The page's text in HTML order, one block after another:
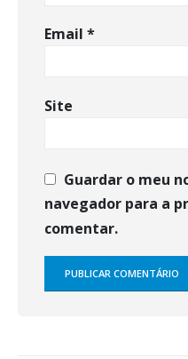
Email *
Site
Guardar o meu
navegador para a
comentar.